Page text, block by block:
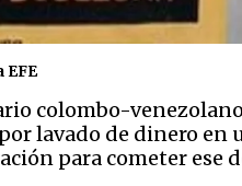
EFE
colombo-venezolano
lavado de dinero en
para cometer ese